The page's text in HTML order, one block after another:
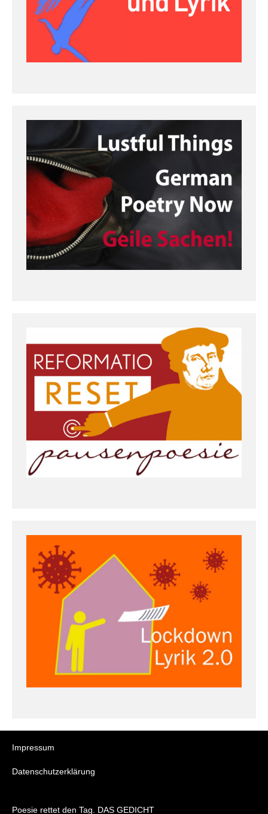
Impressum
Datenschutzerklärung
Poesie rettet den Tag. DAS GEDICHT